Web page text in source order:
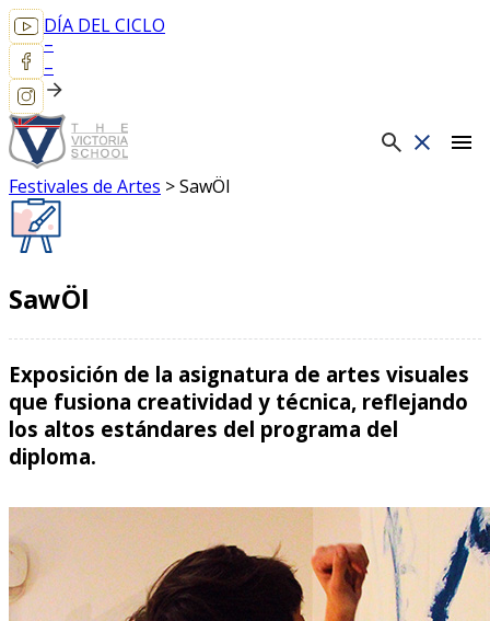
DÍA DEL CICLO
–
–
menu
Festivales de Artes >SawÖl
SawÖl
Exposición de la asignatura de artes visuales
que fusiona creatividad y técnica, reflejando
los altos estándares del programa del
diploma.